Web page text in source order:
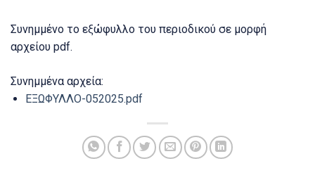
Συνημμένο το εξώφυλλο του περιοδικού σε μορφή
αρχείου pdf.
Συνημμένα αρχεία:
ΕΞΩΦΥΛΛΟ-052025.pdf